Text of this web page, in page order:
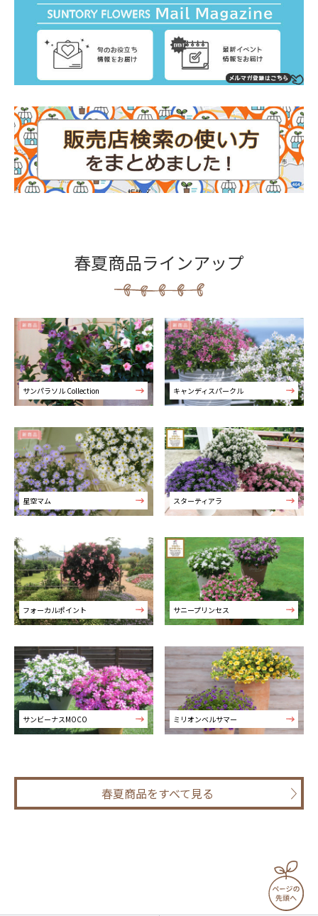
春夏商品ラインアップ
サンパラソル Collection キャンディスパークル
星空マム スターティアラ
フォーカルポイント サニープリンセス
サンビーナスMOCO ミリオンベルサマー
春夏商品をすべて見る